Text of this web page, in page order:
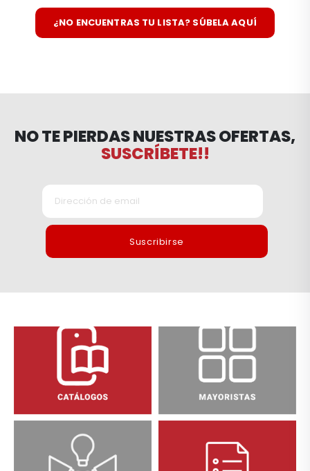
¿NO ENCUENTRAS TU LISTA? SÚBELA AQUÍ
NO TE PIERDAS NUESTRAS OFERTAS,
SUSCRÍBETE!!
Suscribirse